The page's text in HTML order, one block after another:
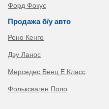
Форд Фокус
Продажа б/у авто
Рено Кенго
Дэу Ланос
Мерседес Бенц Е Класс
Фольксваген Поло